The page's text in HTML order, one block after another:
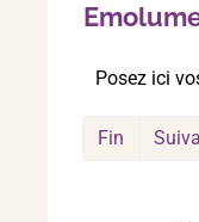
Posez ici
Fin